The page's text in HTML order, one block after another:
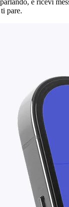
e ricevi
pare.